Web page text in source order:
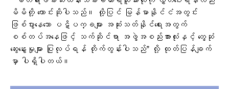
မိမိတို့ တောင်းဆိုပါသည်။ ထို့ပြင် မြန်မာနိုင်ငံအတွင်း
ဖြစ်ပွားနေသော ပဋိပက္ခများ အဆုံးသတ်နိုင်ရေးအတွက်
စစ်တပ်အနေဖြင့် သက်ဆိုင်ရာ အဖွဲ့အစည်းအားလုံးနှင့် တွေ့ဆုံ
ဆွေးနွေးမှုများ ပြုလုပ်ရန် တိုက်တွန်းပါသည်” လို့ ထုတ်ပြန်ချက်
မှာ ပါရှိပါတယ်။